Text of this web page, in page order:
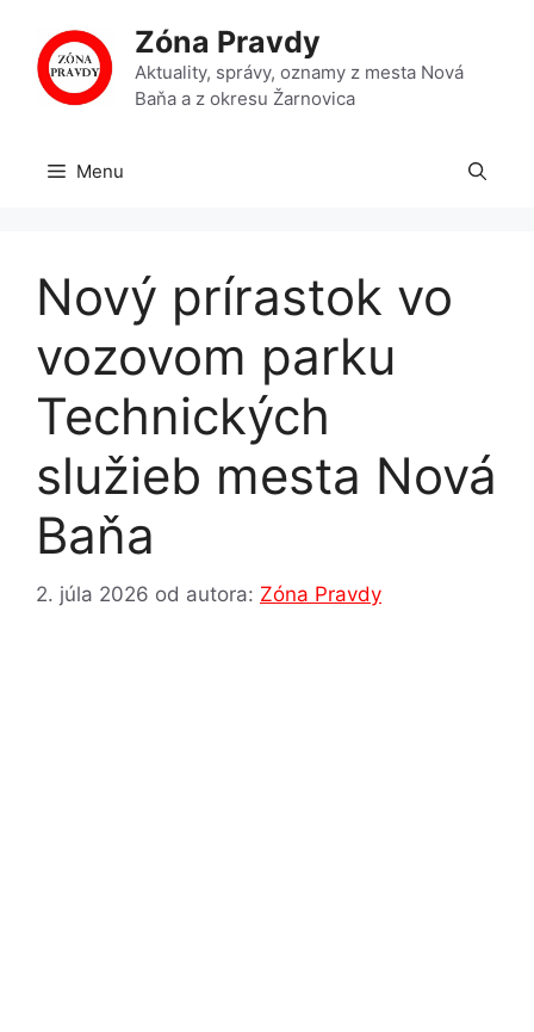
obsah
Zóna Pravdy
Aktuality, správy, oznamy z mesta Nová
Baňa a z okresu Žarnovica
Menu
Nový prírastok vo
vozovom parku
Technických
služieb mesta Nová
Baňa
2. júla 2026 od autora: Zóna Pravdy